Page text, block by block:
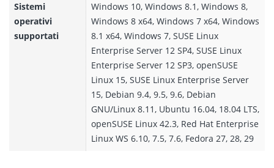
Sistemi
operativi
supportati
Windows 10, Windows 8.1, Windows 8,
Windows 8 x64, Windows 7 x64, Windows
8.1 x64, Windows 7, SUSE Linux
Enterprise Server 12 SP4, SUSE Linux
Enterprise Server 12 SP3, openSUSE
Linux 15, SUSE Linux Enterprise Server
15, Debian 9.4, 9.5, 9.6, Debian
GNU/Linux 8.11, Ubuntu 16.04, 18.04 LTS,
openSUSE Linux 42.3, Red Hat Enterprise
Linux WS 6.10, 7.5, 7.6, Fedora 27, 28, 29